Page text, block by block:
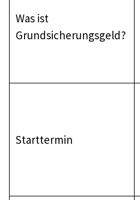
Was ist
Grundsicherungsgeld?
Starttermin